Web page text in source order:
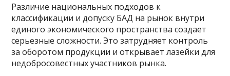
Различие национальных подходов к
классификации и допуску БАД на рынок внутри
единого экономического пространства создает
серьезные сложности. Это затрудняет контроль
за оборотом продукции и открывает лазейки для
недобросовестных участников рынка.